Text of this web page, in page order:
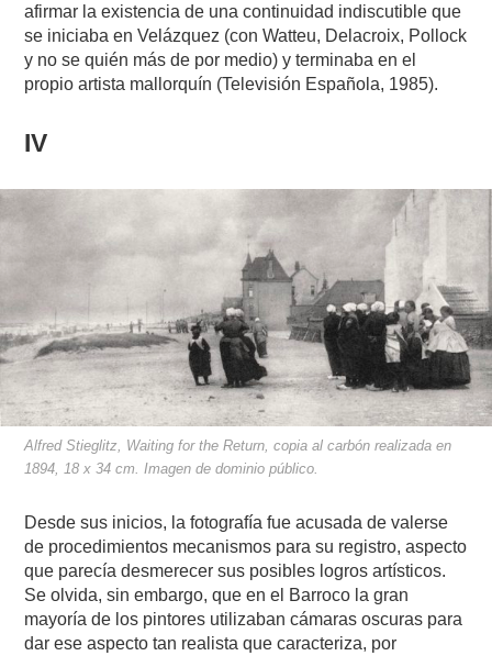
afirmar la existencia de una continuidad indiscutible que
se iniciaba en Velázquez (con Watteu, Delacroix, Pollock
y no se quién más de por medio) y terminaba en el
propio artista mallorquín (Televisión Española, 1985).
IV
Alfred Stieglitz, Waiting for the Return, copia al carbón realizada en
1894, 18 x 34 cm. Imagen de dominio público.
Desde sus inicios, la fotografía fue acusada de valerse
de procedimientos mecanismos para su registro, aspecto
que parecía desmerecer sus posibles logros artísticos.
Se olvida, sin embargo, que en el Barroco la gran
mayoría de los pintores utilizaban cámaras oscuras para
dar ese aspecto tan realista que caracteriza, por